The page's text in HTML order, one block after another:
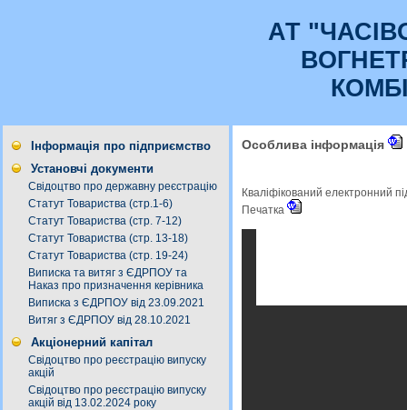
АТ
Інформація про підприємство
Установчі документи
Свідоцтво про державну реєстрацію
Статут Товариства (стр.1-6)
Статут Товариства (стр. 7-12)
Статут Товариства (стр. 13-18)
Статут Товариства (стр. 19-24)
Виписка та витяг з ЄДРПОУ та
Наказ про призначення керівника
Виписка з ЄДРПОУ від 23.09.2021
Витяг з ЄДРПОУ від 28.10.2021
Акціонерний капітал
Свідоцтво про реєстрацію випуску
акцій
Свідоцтво про реєстрацію випуску
акцій від 13.02.2024 року
Особлива інформація
Кваліфікований електронний
Печатка